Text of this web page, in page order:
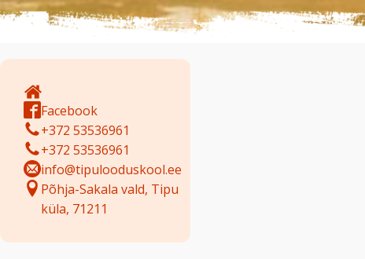
Facebook
+372 53536961
+372 53536961
info@tipulooduskool.ee
Põhja-Sakala vald, Tipu
küla, 71211